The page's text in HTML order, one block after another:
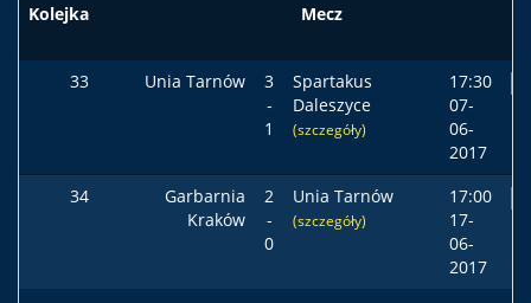
Kolejka Mecz
33 Unia Tarnów
3
-
1
Spartakus
Daleszyce
(szczegóły)
17:30
07-
06-
2017
34
Garbarnia
Kraków
2
-
0
Unia Tarnów
(szczegóły)
17:00
17-
06-
2017